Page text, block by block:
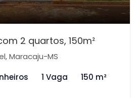
2 quartos, 150m²
Maracaju-MS
1 Vaga 150 m²